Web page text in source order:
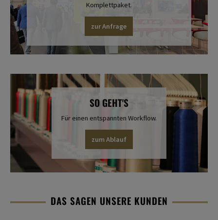
Komplettpaket.
zur Anfrage
SO GEHT'S
Für einen entspannten Workflow.
zum Ablauf
DAS SAGEN UNSERE KUNDEN